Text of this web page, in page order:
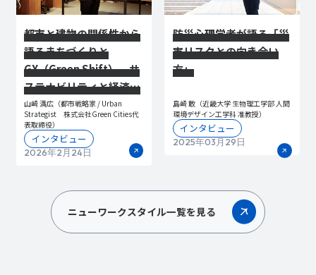
都市と建物の関係性から
語るまちづくりと
GX（Green Shift）―サ
ステナビリティと経済成
長を両立したポートラン
ドの事例から－
山崎 満広（都市戦略家 / Urban
Strategist 株式会社Green Cities代
表取締役）
2026年2月24日
インタビュー
防災心理学者が語る「災
害リスクとの向き合い
方」
島崎 敢（近畿大学 生物理工学部 人間
環境デザイン工学科 准教授）
2025年03月29日
インタビュー
ニューワークスタイル一覧を見る